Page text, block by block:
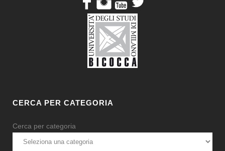
CERCA PER CATEGORIA
Cerca per categoria